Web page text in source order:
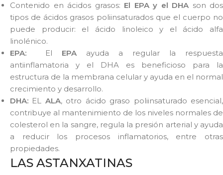
Contenido en ácidos grasos: El EPA y el DHA son dos
tipos de ácidos grasos poliinsaturados que el cuerpo no
puede producir: el ácido linoleico y el ácido alfa
linolénico.
EPA:
El EPA ayuda a regular la respuesta
antiinflamatoria y el DHA es beneficioso para la
estructura de la membrana celular y ayuda en el normal
crecimiento y desarrollo.
DHA: EL ALA, otro ácido graso poliinsaturado esencial,
contribuye al mantenimiento de los niveles normales de
colesterol en la sangre, regula la presión arterial y ayuda
a reducir los procesos inflamatorios, entre otras
propiedades.
LAS ASTANXATINAS